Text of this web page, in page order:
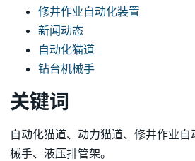
修井作业自动化装置
新闻动态
自动化猫道
钻台机械手
关键词
自动化猫道、动力猫道、修井作业
械手、液压排管架。